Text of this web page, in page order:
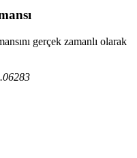
ve emtia türevleri
gerçek zamanlı olarak